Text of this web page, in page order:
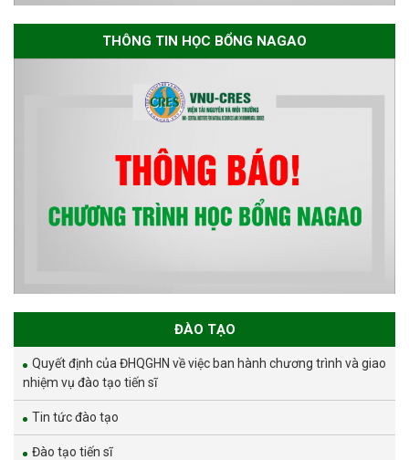
THÔNG TIN HỌC BỔNG NAGAO
ĐÀO TẠO
Quyết định của ĐHQGHN về việc ban hành chương trình và giao
nhiệm vụ đào tạo tiến sĩ
Tin tức đào tạo
Đào tạo tiến sĩ